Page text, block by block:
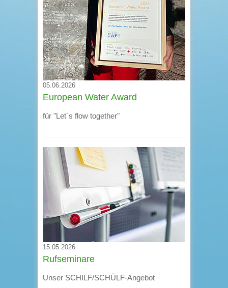
05.06.2026
European Water Award
für "Let´s flow together"
15.05.2026
Rufseminare
Unser SCHILF/SCHÜLF-Angebot